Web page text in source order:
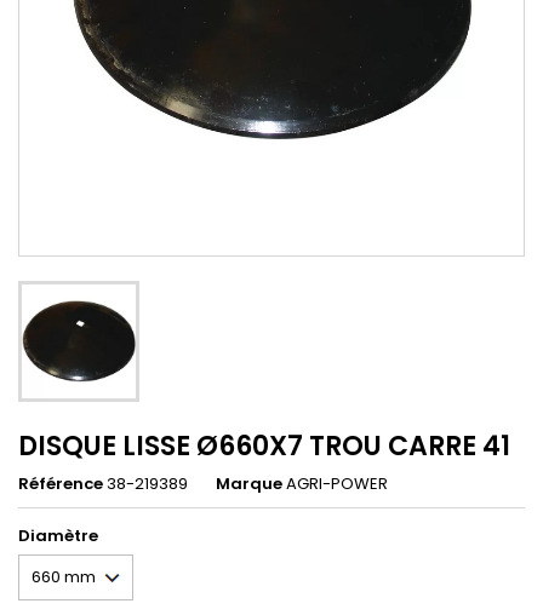
DISQUE LISSE Ø660X7 TROU CARRE 41
Référence38-219389 MarqueAGRI-POWER
Diamètre